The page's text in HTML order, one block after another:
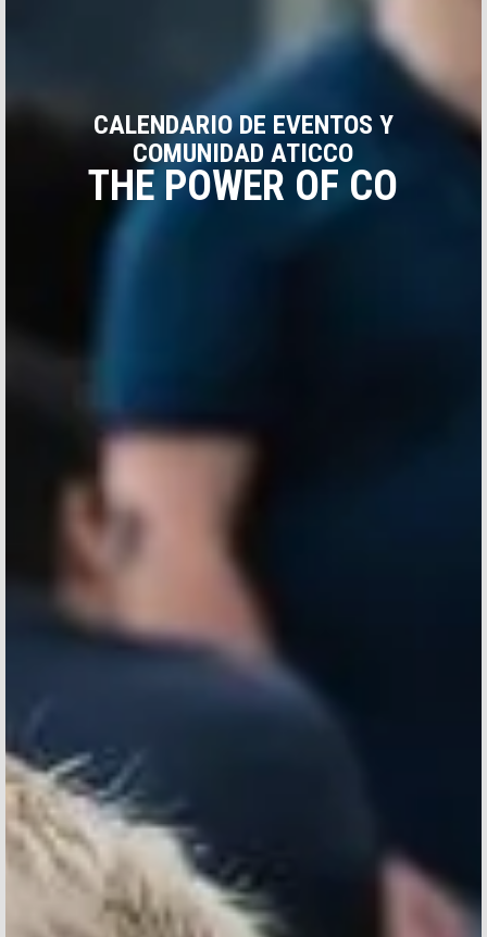
CALENDARIO DE EVENTOS Y
COMUNIDAD ATICCO
THE POWER OF CO